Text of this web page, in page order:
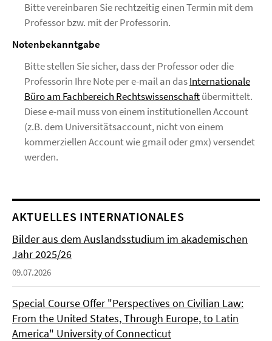
Bitte vereinbaren Sie rechtzeitig einen Termin mit dem
Professor bzw. mit der Professorin.
Notenbekanntgabe
Bitte stellen Sie sicher, dass der Professor oder die
Professorin Ihre Note per e-mail an dasInternationale
Büro am Fachbereich Rechtswissenschaftübermittelt.
Diese e-mail muss von einem institutionellen Account
(z.B. dem Universitätsaccount, nicht von einem
kommerziellen Account wie gmail oder gmx) versendet
werden.
AKTUELLES INTERNATIONALES
Bilder aus dem Auslandsstudium im akademischen
Jahr 2025/26
09.07.2026
Special Course Offer "Perspectives on Civilian Law:
From the United States, Through Europe, to Latin
America" University of Connecticut